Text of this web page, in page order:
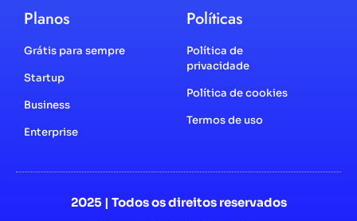
Planos
Grátis para sempre
Startup
Business
Enterprise
Políticas
Política de
privacidade
Política de cookies
Termos de uso
2025 | Todos os direitos reservados